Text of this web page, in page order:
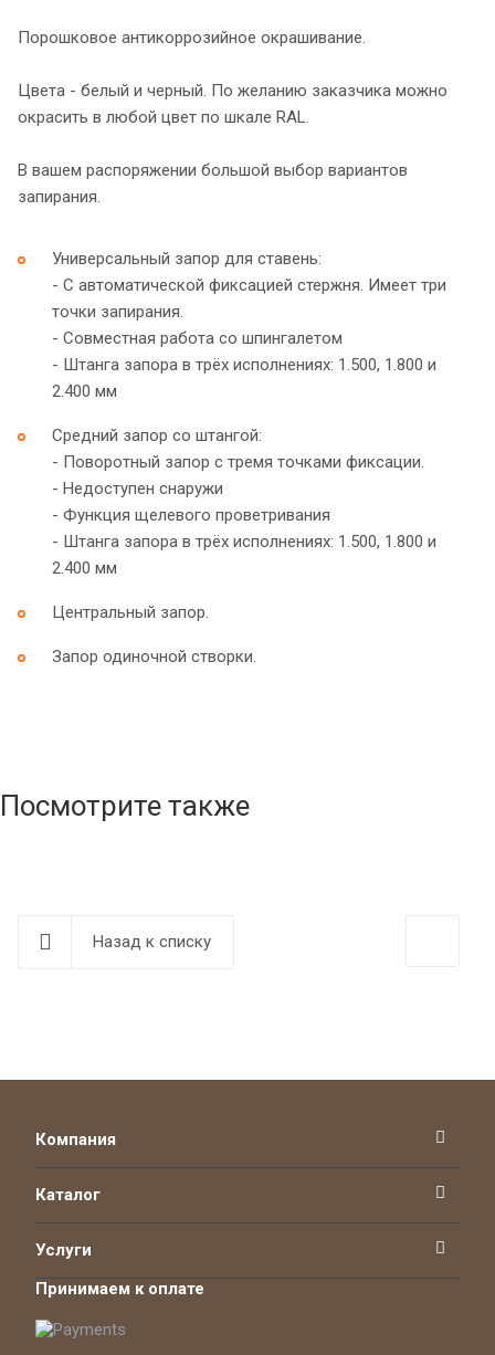
Порошковое антикоррозийное окрашивание.
Цвета - белый и черный. По желанию заказчика можно
окрасить в любой цвет по шкале RAL.
В вашем распоряжении большой выбор вариантов
запирания.
Универсальный запор для ставень:
- С автоматической фиксацией стержня. Имеет три
точки запирания.
- Совместная работа со шпингалетом
- Штанга запора в трёх исполнениях: 1.500, 1.800 и
2.400 мм
Средний запор со штангой:
- Поворотный запор с тремя точками фиксации.
- Недоступен снаружи
- Функция щелевого проветривания
- Штанга запора в трёх исполнениях: 1.500, 1.800 и
2.400 мм
Центральный запор.
Запор одиночной створки.
Посмотрите также
Назад к списку
Компания
Каталог
Услуги
Принимаем к оплате